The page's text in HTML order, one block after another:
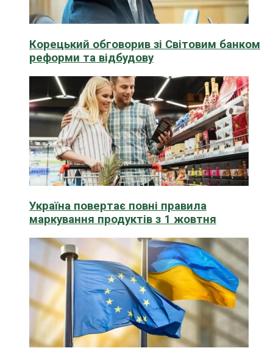
Корецький обговорив зі Світовим банком
реформи та відбудову
Україна повертає повні правила
маркування продуктів з 1 жовтня